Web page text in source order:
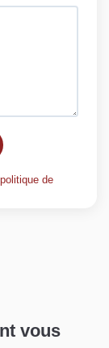
politique de
vous